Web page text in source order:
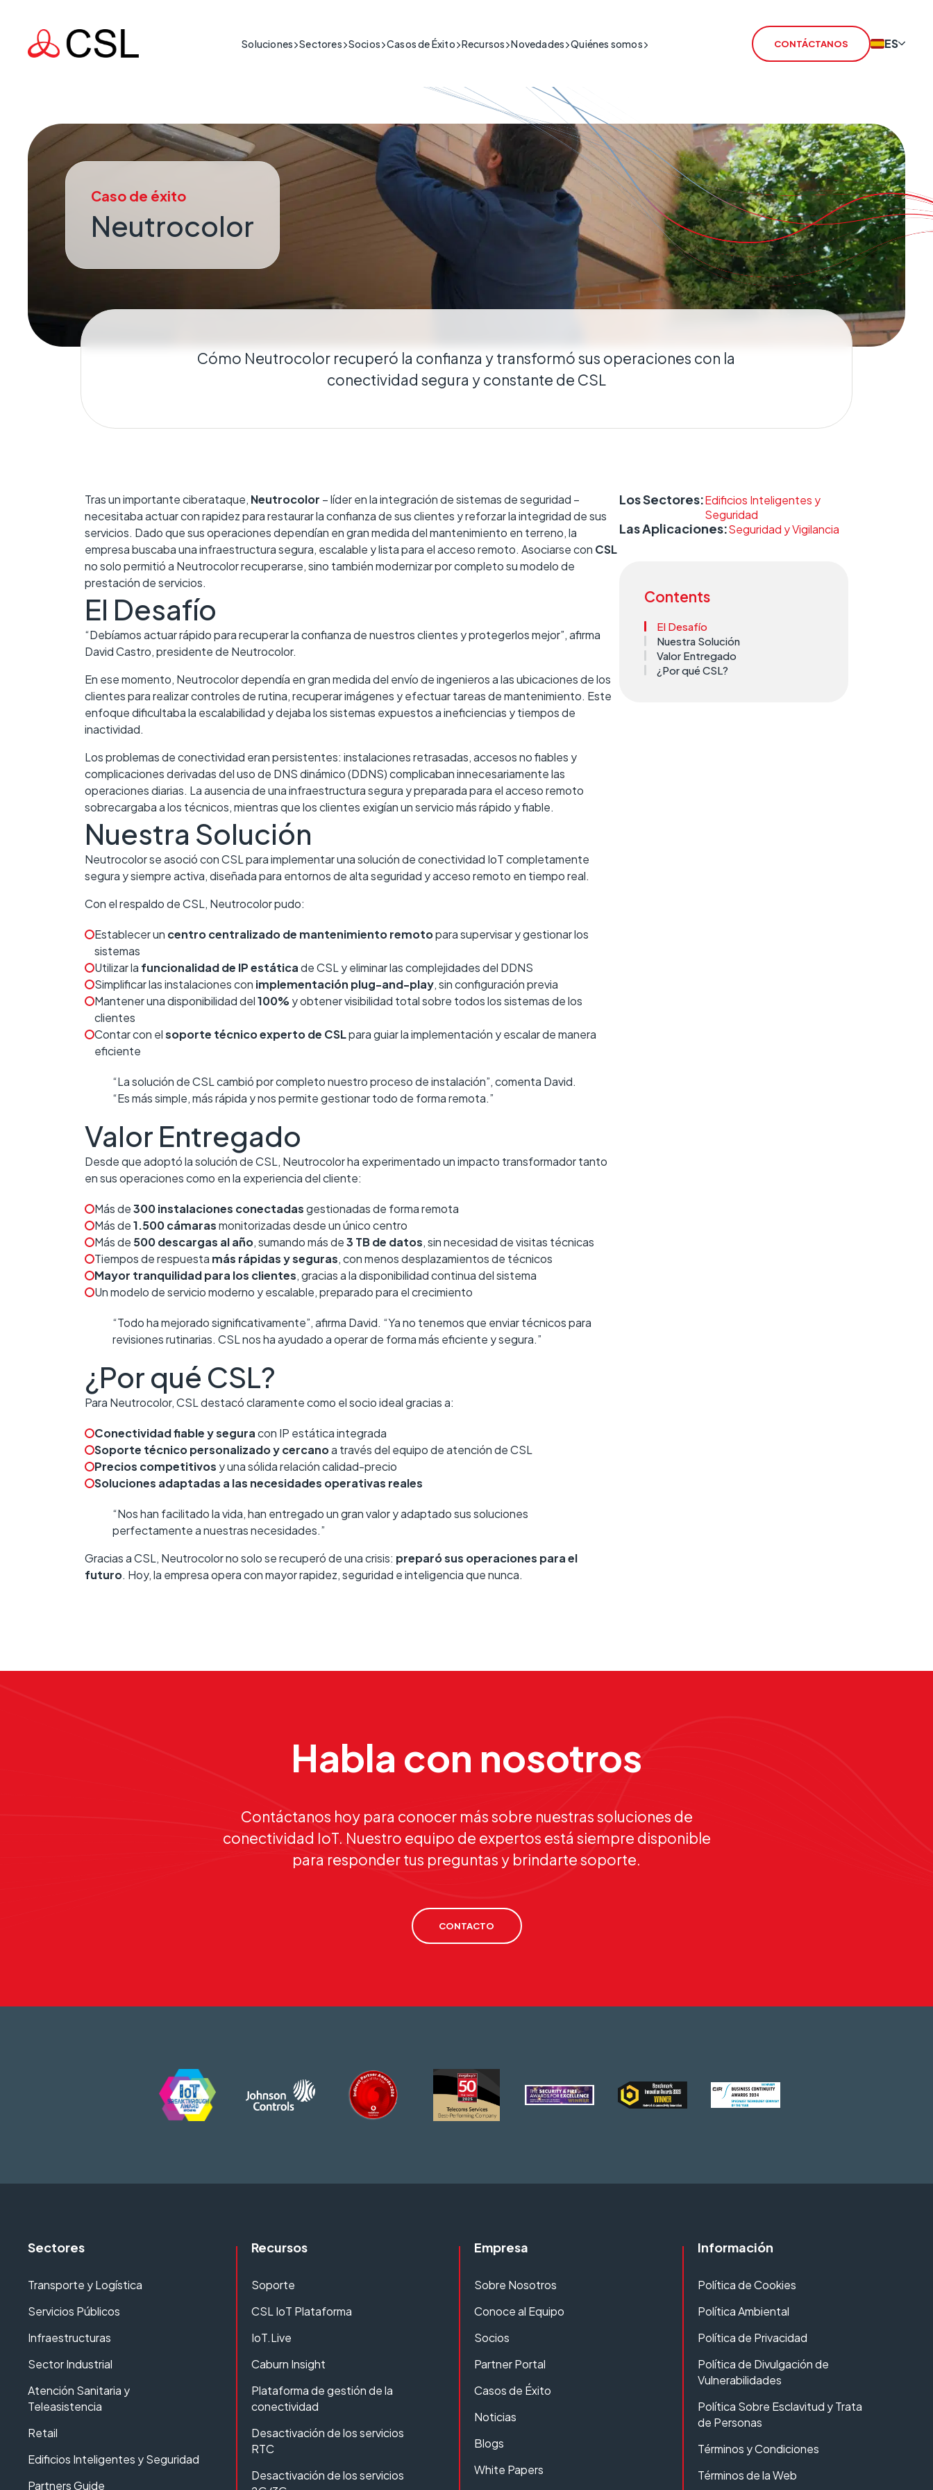
Soluciones
situaciones de alto riesgo en las que los datos en
tiempo real son cruciales
Respaldando las infraestructuras esenciales que
mantienen el país en funcionamiento.
Negocios Críticos
Fuego y Seguridad
Conectividad
IoT SIM
Router IoT
rSIM
VoiceLink
CSL Satellite
Señalización de Alarmas
Fibra Profesional
Sectores
Conectividad IoT para el sector de la construcción y la seguridad.
Soluciones de red y servicios de conectividad para el sector público
Atención Sanitaria y Teleasistencia
Soluciones IoT ciberseguras para el sector sanitario.
Sector Industrial
IoT fiable para operaciones industriales.
Infraestructuras
IoT resiliente para infraestructuras nacionales críticas.
Comercio Minorista y Hostelería
Conectividad IoT para operaciones del comercio minorista y la hostelería.
Transporte y Logística
Conectividad IoT para el transporte y la logísitica.
Socios Casos de Éxito Recursos
instalación, FAQs y mucho más
CSL IoT Plataforma
Desactivación de los servicios RTC
Desactivación de los servicios 2G/3G
Novedades Quiénes somos CONTÁCTANOS ES
Caso de éxito
Neutrocolor
Cómo Neutrocolor recuperó la confianza y transformó sus operaciones con la
conectividad segura y constante de CSL
Tras un importante ciberataque, Neutrocolor – líder en la integración de sistemas de seguridad –
necesitaba actuar con rapidez para restaurar la confianza de sus clientes y reforzar la integridad de sus
servicios. Dado que sus operaciones dependían en gran medida del mantenimiento en terreno, la
empresa buscaba una infraestructura segura, escalable y lista para el acceso remoto. Asociarse con CSL
no solo permitió a Neutrocolor recuperarse, sino también modernizar por completo su modelo de
prestación de servicios.
El Desafío
“Debíamos actuar rápido para recuperar la confianza de nuestros clientes y protegerlos mejor”, afirma
David Castro, presidente de Neutrocolor.
En ese momento, Neutrocolor dependía en gran medida del envío de ingenieros a las ubicaciones de los
clientes para realizar controles de rutina, recuperar imágenes y efectuar tareas de mantenimiento. Este
enfoque dificultaba la escalabilidad y dejaba los sistemas expuestos a ineficiencias y tiempos de
inactividad.
Los problemas de conectividad eran persistentes: instalaciones retrasadas, accesos no fiables y
complicaciones derivadas del uso de DNS dinámico (DDNS) complicaban innecesariamente las
operaciones diarias. La ausencia de una infraestructura segura y preparada para el acceso remoto
sobrecargaba a los técnicos, mientras que los clientes exigían un servicio más rápido y fiable.
Nuestra Solución
Neutrocolor se asoció con CSL para implementar una solución de conectividad IoT completamente
segura y siempre activa, diseñada para entornos de alta seguridad y acceso remoto en tiempo real.
Con el respaldo de CSL, Neutrocolor pudo:
Establecer un centro centralizado de mantenimiento remotopara supervisar y gestionar los
sistemas
Utilizar la funcionalidad de IP estáticade CSL y eliminar las complejidades del DDNS
Simplificar las instalaciones con implementación plug-and-play, sin configuración previa
Mantener una disponibilidad del100% y obtener visibilidad total sobre todos los sistemas de los
clientes
Contar con elsoporte técnico experto de CSLpara guiar la implementación y escalar de manera
eficiente
“La solución de CSL cambió por completo nuestro proceso de instalación”, comenta David.
“Es más simple, más rápida y nos permite gestionar todo de forma remota.”
Valor Entregado
Desde que adoptó la solución de CSL, Neutrocolor ha experimentado un impacto transformador tanto
en sus operaciones como en la experiencia del cliente:
Más de300 instalaciones conectadasgestionadas de forma remota
Más de1.500 cámarasmonitorizadas desde un único centro
Más de 500 descargas al año, sumando más de3 TB de datos, sin necesidad de visitas técnicas
Tiempos de respuesta más rápidas y seguras, con menos desplazamientos de técnicos
Mayor tranquilidad para los clientes, gracias a la disponibilidad continua del sistema
Un modelo de servicio moderno y escalable, preparado para el crecimiento
“Todo ha mejorado significativamente”, afirma David. “Ya no tenemos que enviar técnicos para
revisiones rutinarias. CSL nos ha ayudado a operar de forma más eficiente y segura.”
¿Por qué CSL?
Para Neutrocolor, CSL destacó claramente como el socio ideal gracias a:
Conectividad fiable y seguracon IP estática integrada
Soporte técnico personalizado y cercanoa través del equipo de atención de CSL
Precios competitivos y una sólida relación calidad-precio
Soluciones adaptadas a las necesidades operativas reales
“Nos han facilitado la vida, han entregado un gran valor y adaptado sus soluciones
perfectamente a nuestras necesidades.”
Gracias a CSL, Neutrocolor no solo se recuperó de una crisis: preparó sus operaciones para el
futuro. Hoy, la empresa opera con mayor rapidez, seguridad e inteligencia que nunca.
Los Sectores:Edificios Inteligentes y
Seguridad
Las Aplicaciones:Seguridad y Vigilancia
Contents
El Desafío
Nuestra Solución
Valor Entregado
¿Por qué CSL?
Habla con nosotros
Contáctanos hoy para conocer más sobre nuestras soluciones de
conectividad IoT. Nuestro equipo de expertos está siempre disponible
para responder tus preguntas y brindarte soporte.
CONTACTO
Sectores
Transporte y Logística
Servicios Públicos
Infraestructuras
Sector Industrial
Atención Sanitaria y
Teleasistencia
Retail
Edificios Inteligentes y Seguridad
Partners Guide
Recursos
Soporte
CSL IoT Plataforma
IoT.Live
Caburn Insight
Plataforma de gestión de la
conectividad
Desactivación de los servicios
RTC
Desactivación de los servicios
Empresa
Sobre Nosotros
Conoce al Equipo
Socios
Partner Portal
Casos de Éxito
Noticias
Blogs
White Papers
Información
Política de Cookies
Política Ambiental
Política de Privacidad
Política de Divulgación de
Vulnerabilidades
Política Sobre Esclavitud y Trata
de Personas
Términos y Condiciones
Términos de la Web